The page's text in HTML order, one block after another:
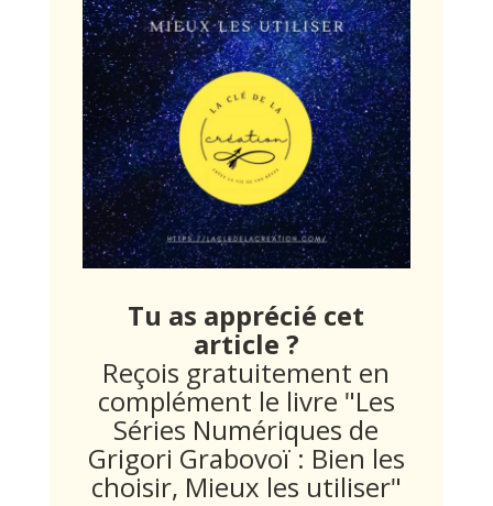
Tu as apprécié cet
article ?
Reçois gratuitement en
complément le livre "Les
Séries Numériques de
Grigori Grabovoï : Bien les
choisir, Mieux les utiliser"